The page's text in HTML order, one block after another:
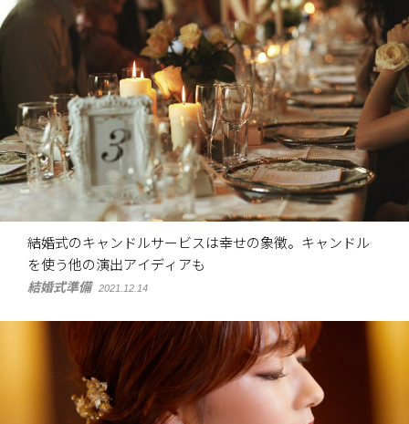
結婚式のキャンドルサービスは幸せの象徴。キャンドル
を使う他の演出アイディアも
結婚式準備 2021.12.14